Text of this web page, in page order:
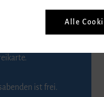
mit
das Merkzeichen
ist frei.
Alle